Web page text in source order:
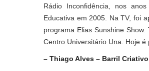
Rádio Inconfidência, nos
Educativa em 2005. Na TV, foi
programa Elias Sunshine
Centro Universitário Una. Hoje
– Thiago Alves – Barril